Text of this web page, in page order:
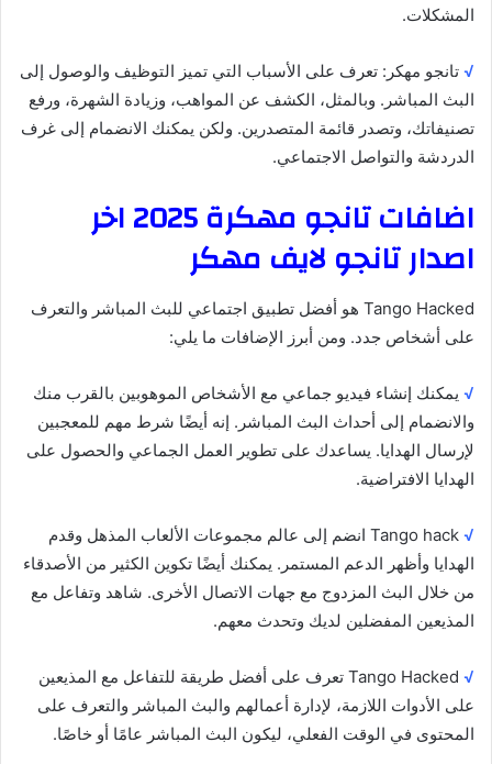
المشكلات.
√ تانجو مهكر: تعرف على الأسباب التي تميز التوظيف والوصول إلى
البث المباشر. وبالمثل، الكشف عن المواهب، وزيادة الشهرة، ورفع
تصنيفاتك، وتصدر قائمة المتصدرين. ولكن يمكنك الانضمام إلى غرف
الدردشة والتواصل الاجتماعي.
اضافات تانجو مهكرة 2025 اخر
اصدار تانجو لايف مهكر
Tango Hacked هو أفضل تطبيق اجتماعي للبث المباشر والتعرف
على أشخاص جدد. ومن أبرز الإضافات ما يلي:
√ يمكنك إنشاء فيديو جماعي مع الأشخاص الموهوبين بالقرب منك
والانضمام إلى أحداث البث المباشر. إنه أيضًا شرط مهم للمعجبين
لإرسال الهدايا. يساعدك على تطوير العمل الجماعي والحصول على
الهدايا الافتراضية.
√
Tango hack انضم إلى عالم مجموعات الألعاب المذهل وقدم
الهدايا وأظهر الدعم المستمر. يمكنك أيضًا تكوين الكثير من الأصدقاء
من خلال البث المزدوج مع جهات الاتصال الأخرى. شاهد وتفاعل مع
المذيعين المفضلين لديك وتحدث معهم.
√
Tango Hacked تعرف على أفضل طريقة للتفاعل مع المذيعين
على الأدوات اللازمة، لإدارة أعمالهم والبث المباشر والتعرف على
المحتوى في الوقت الفعلي، ليكون البث المباشر عامًا أو خاصًا.